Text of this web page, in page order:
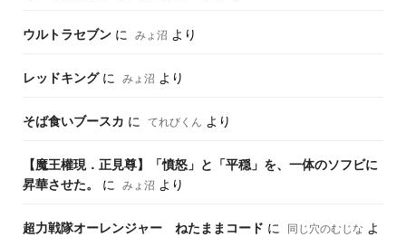
ウルトラセブンに みょ沼 より
レッドキングに みょ沼 より
そば食いブースカ に てれびくん より
【魔王權現．正見尊】「憤怒」と「平穏」を、一体のソフビに
昇華させた。
に みょ沼 より
超力戦隊オーレンジャー ねたままコード に 同じ穴のむじな よ